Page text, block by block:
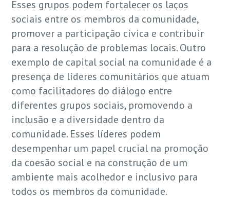
Esses grupos podem fortalecer os laços
sociais entre os membros da comunidade,
promover a participação cívica e contribuir
para a resolução de problemas locais. Outro
exemplo de capital social na comunidade é a
presença de líderes comunitários que atuam
como facilitadores do diálogo entre
diferentes grupos sociais, promovendo a
inclusão e a diversidade dentro da
comunidade. Esses líderes podem
desempenhar um papel crucial na promoção
da coesão social e na construção de um
ambiente mais acolhedor e inclusivo para
todos os membros da comunidade.